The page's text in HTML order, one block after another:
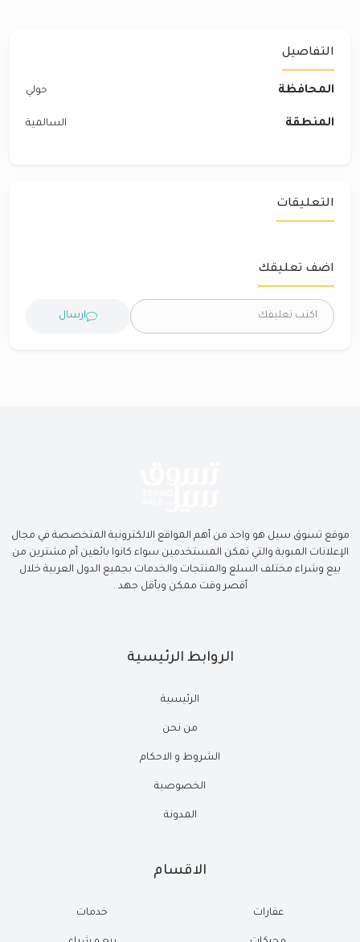
التفاصيل
المحافظة حولي
المنطقة السالمية
التعليقات
اضف تعليقك
ارسال
موقع تسوق سيل هو واحد من أهم المواقع الالكترونية المتخصصة في مجال
الإعلانات المبوبة والتي تمكن المستخدمين سواء كانوا بائعين أم مشترين من
بيع وشراء مختلف السلع والمنتجات والخدمات بجميع الدول العربية خلال
أقصر وقت ممكن وبأقل جهد .
الروابط الرئيسية
الرئيسية
من نحن
الشروط و الاحكام
الخصوصية
المدونة
الاقسام
عقارات خدمات